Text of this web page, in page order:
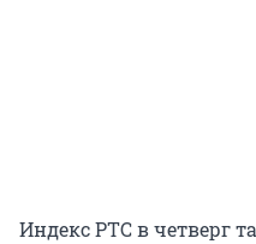
Индекс РТС в четверг